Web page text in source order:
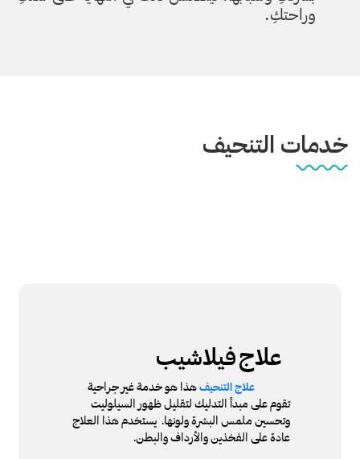
وراحتكِ.
خدمات التنحيف
علاجفيلاشيب
علاج التنحيفهذا هو خدمة غير جراحية
تقوم على مبدأ التدليك لتقليل ظهور السيلوليت
وتحسين ملمس البشرة ولونها. يستخدم هذا العلاج
عادة على الفخذين والأرداف والبطن.